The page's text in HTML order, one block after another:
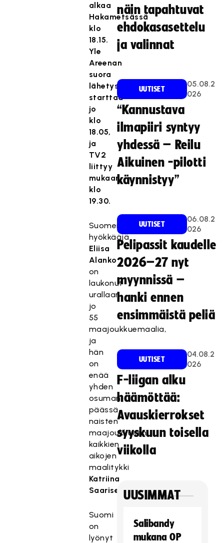
alkaa
Hakametsässä
klo
18.15.
Yle
Areenan
suora
lähetys
starttaa
jo
klo
18.05,
ja
TV2
liittyy
mukaan
klo
19.30.
Suomen
hyökkääjä
Eliisa
Alanko
on
laukonut
urallaan
jo
55
maajoukkuemaalia,
ja
hän
on
enää
yhden
osuman
päässä
naisten
maajoukkueen
kaikkien
aikojen
maalitykki
Katriina
Saarisesta.
Suomi
on
lyönyt
näin tapahtuvat
ehdokasasettelu
ja valinnat
UUTISET
05.08.2
026
“Kannustava
ilmapiiri syntyy
yhdessä – Reilu
Aikuinen -pilotti
käynnistyy”
UUTISET
06.08.2
026
Pelipassit kaudelle
2026–27 nyt
myynnissä –
hanki ennen
ensimmäistä peliä
UUTISET
04.08.2
026
F-liigan alku
häämöttää:
Avauskierrokset
syyskuun toisella
viikolla
UUSIMMAT
Salibandy
mukana OP